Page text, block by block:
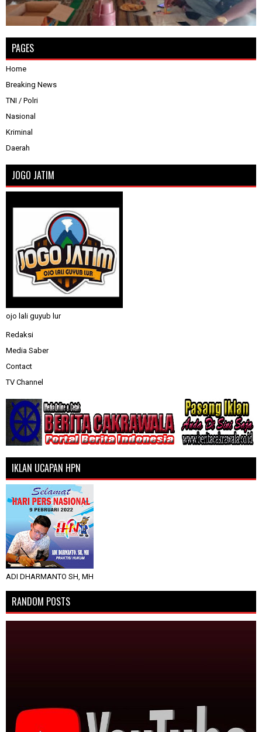
PAGES
Home
Breaking News
TNI / Polri
Nasional
Kriminal
Daerah
JOGO JATIM
ojo lali guyub lur
Redaksi
Media Saber
Contact
TV Channel
IKLAN UCAPAN HPN
ADI DHARMANTO SH, MH
RANDOM POSTS